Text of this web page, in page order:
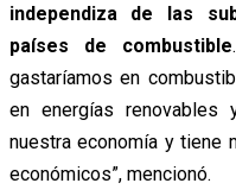
independiza de las
países de combustible
gastaríamos en
en energías
nuestra economía y tiene
económicos”, mencionó.